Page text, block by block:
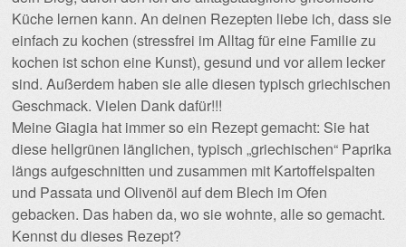
Küche lernen kann. An deinen Rezepten liebe ich, dass sie
einfach zu kochen (stressfrei im Alltag für eine Familie zu
kochen ist schon eine Kunst), gesund und vor allem lecker
sind. Außerdem haben sie alle diesen typisch griechischen
Geschmack. Vielen Dank dafür!!!
Meine Giagia hat immer so ein Rezept gemacht: Sie hat
diese hellgrünen länglichen, typisch „griechischen“ Paprika
längs aufgeschnitten und zusammen mit Kartoffelspalten
und Passata und Olivenöl auf dem Blech im Ofen
gebacken. Das haben da, wo sie wohnte, alle so gemacht.
Kennst du dieses Rezept?